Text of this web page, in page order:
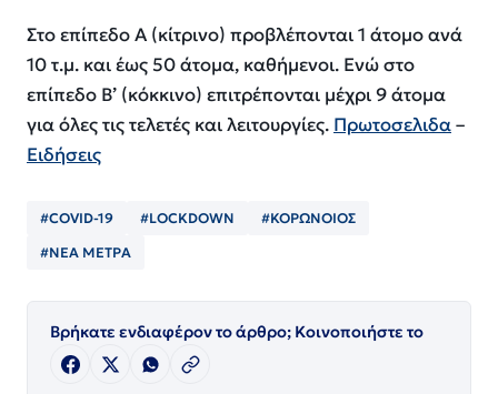
Στο επίπεδο Α (κίτρινο) προβλέπονται 1 άτομο ανά
10 τ.μ. και έως 50 άτομα, καθήμενοι. Ενώ στο
επίπεδο Β’ (κόκκινο) επιτρέπονται μέχρι 9 άτομα
για όλες τις τελετές και λειτουργίες. Πρωτοσελιδα–
Ειδήσεις
#COVID-19 #LOCKDOWN #ΚΟΡΩΝΟΙΟΣ
#ΝΕΑ ΜΕΤΡΑ
Βρήκατε ενδιαφέρον το άρθρο; Κοινοποιήστε το